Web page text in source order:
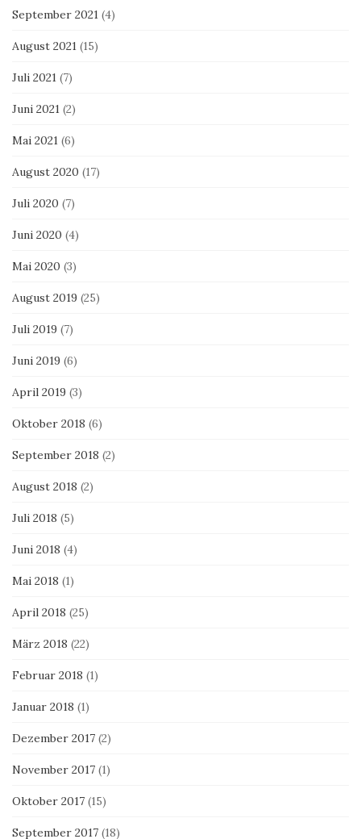
September 2021 (4)
August 2021 (15)
Juli 2021 (7)
Juni 2021 (2)
Mai 2021 (6)
August 2020 (17)
Juli 2020 (7)
Juni 2020 (4)
Mai 2020 (3)
August 2019 (25)
Juli 2019 (7)
Juni 2019 (6)
April 2019 (3)
Oktober 2018 (6)
September 2018 (2)
August 2018 (2)
Juli 2018 (5)
Juni 2018 (4)
Mai 2018 (1)
April 2018 (25)
März 2018 (22)
Februar 2018 (1)
Januar 2018 (1)
Dezember 2017 (2)
November 2017 (1)
Oktober 2017 (15)
September 2017 (18)